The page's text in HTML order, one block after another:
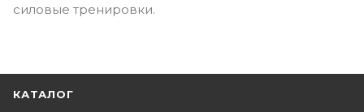
силовые тренировки.
КАТАЛОГ